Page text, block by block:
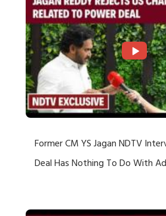
Former CM YS Jagan NDTV
Deal Has Nothing To Do With